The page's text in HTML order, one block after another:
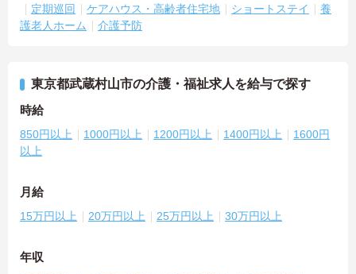
定期巡回
ケアハウス・高齢者住宅地 ショートステイ
養
護老人ホーム
介護予防
東京都武蔵村山市の介護・福祉求人を給与で探す
時給
850円以上 1000円以上 1200円以上 1400円以上
1600円
以上
月給
15万円以上 20万円以上 25万円以上 30万円以上
年収